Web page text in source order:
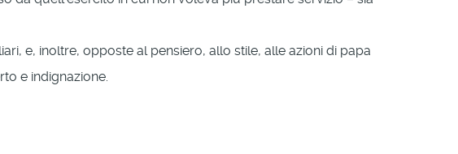
e, inoltre, opposte al pensiero, allo stile, alle azioni di papa
e indignazione.